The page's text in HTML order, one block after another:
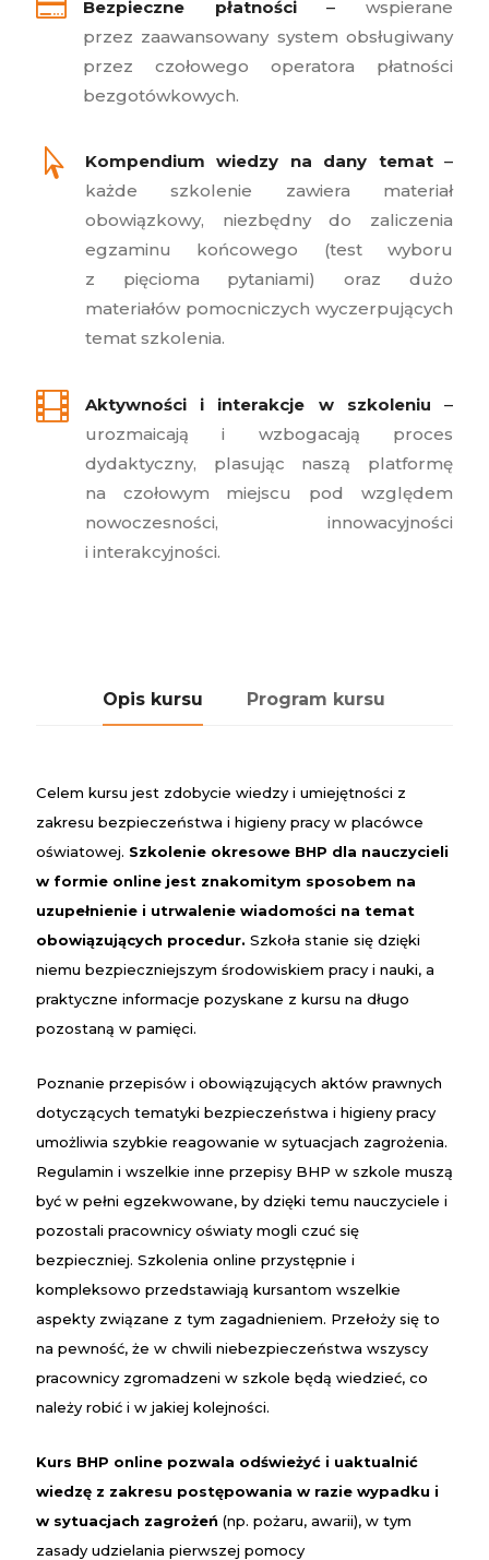
 Bezpieczne płatności– wspierane
przez zaawansowany system obsługiwany
przez czołowego operatora płatności
bezgotówkowych.
 Kompendium wiedzy na dany temat –
każde szkolenie zawiera materiał
obowiązkowy, niezbędny do zaliczenia
egzaminu końcowego (test wyboru
z pięcioma pytaniami) oraz dużo
materiałów pomocniczych wyczerpujących
temat szkolenia.
 Aktywności i interakcje w szkoleniu –
urozmaicają i wzbogacają proces
dydaktyczny, plasując naszą platformę
na czołowym miejscu pod względem
nowoczesności, innowacyjności
i interakcyjności.
Opis kursu Program kursu
Celem kursu jest zdobycie wiedzy i umiejętności z
zakresu bezpieczeństwa i higieny pracy w placówce
oświatowej. Szkolenie okresowe BHP dla nauczycieli
w formie online jest znakomitym sposobem na
uzupełnienie i utrwalenie wiadomości na temat
obowiązujących procedur. Szkoła stanie się dzięki
niemu bezpieczniejszym środowiskiem pracy i nauki, a
praktyczne informacje pozyskane z kursu na długo
pozostaną w pamięci.
Poznanie przepisów i obowiązujących aktów prawnych
dotyczących tematyki bezpieczeństwa i higieny pracy
umożliwia szybkie reagowanie w sytuacjach zagrożenia.
Regulamin i wszelkie inne przepisy BHP w szkole muszą
być w pełni egzekwowane, by dzięki temu nauczyciele i
pozostali pracownicy oświaty mogli czuć się
bezpieczniej. Szkolenia online przystępnie i
kompleksowo przedstawiają kursantom wszelkie
aspekty związane z tym zagadnieniem. Przełoży się to
na pewność, że w chwili niebezpieczeństwa wszyscy
pracownicy zgromadzeni w szkole będą wiedzieć, co
należy robić i w jakiej kolejności.
Kurs BHP online pozwala odświeżyć i uaktualnić
wiedzę z zakresu postępowania w razie wypadku i
w sytuacjach zagrożeń(np. pożaru, awarii), w tym
zasady udzielania pierwszej pomocy